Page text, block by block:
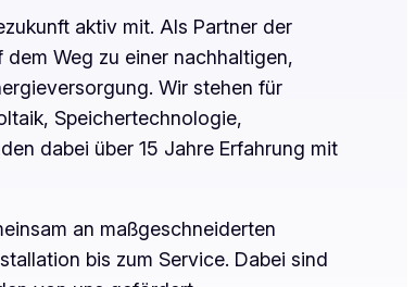
aktiv mit. Als Partner der
Weg zu einer nachhaltigen,
Wir stehen für
Speichertechnologie,
dabei über 15 Jahre Erfahrung mit
an maßgeschneiderten
bis zum Service. Dabei sind